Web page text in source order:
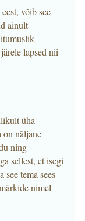
võib see
ainult
lapsed nii
üha
on näljane
ning
sellest, et isegi
see tema sees
nimel